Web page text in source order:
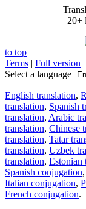
20+
to top
Terms | Full version |
Select a language
English translation,
translation, Spanish
translation, Arabic
translation, Chinese
translation, Tatar
translation, Uzbek
translation, Estonian
Spanish conjugation,
Italian conjugation,
French conjugation.